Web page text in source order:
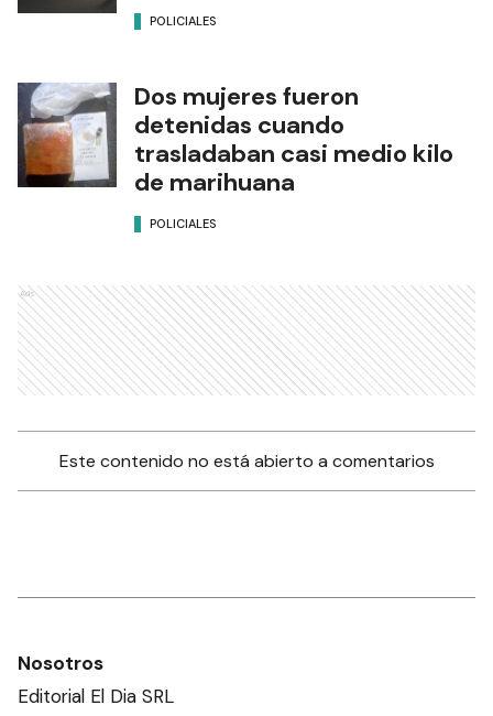
POLICIALES
Dos mujeres fueron
detenidas cuando
trasladaban casi medio kilo
de marihuana
POLICIALES
Ads
Este contenido no está abierto a comentarios
Nosotros
Editorial El Dia SRL